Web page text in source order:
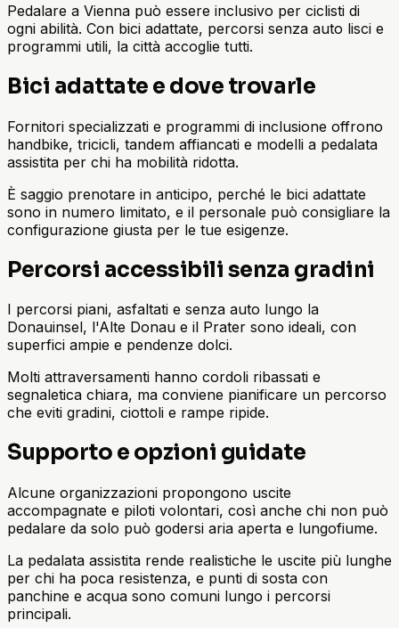
Pedalare a Vienna può essere inclusivo per ciclisti di
ogni abilità. Con bici adattate, percorsi senza auto lisci e
programmi utili, la città accoglie tutti.
Bici adattate e dove trovarle
Fornitori specializzati e programmi di inclusione offrono
handbike, tricicli, tandem affiancati e modelli a pedalata
assistita per chi ha mobilità ridotta.
È saggio prenotare in anticipo, perché le bici adattate
sono in numero limitato, e il personale può consigliare la
configurazione giusta per le tue esigenze.
Percorsi accessibili senza gradini
I percorsi piani, asfaltati e senza auto lungo la
Donauinsel, l'Alte Donau e il Prater sono ideali, con
superfici ampie e pendenze dolci.
Molti attraversamenti hanno cordoli ribassati e
segnaletica chiara, ma conviene pianificare un percorso
che eviti gradini, ciottoli e rampe ripide.
Supporto e opzioni guidate
Alcune organizzazioni propongono uscite
accompagnate e piloti volontari, così anche chi non può
pedalare da solo può godersi aria aperta e lungofiume.
La pedalata assistita rende realistiche le uscite più lunghe
per chi ha poca resistenza, e punti di sosta con
panchine e acqua sono comuni lungo i percorsi
principali.